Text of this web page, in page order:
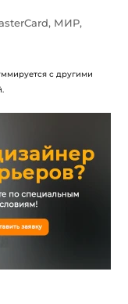
МИР,
с другими